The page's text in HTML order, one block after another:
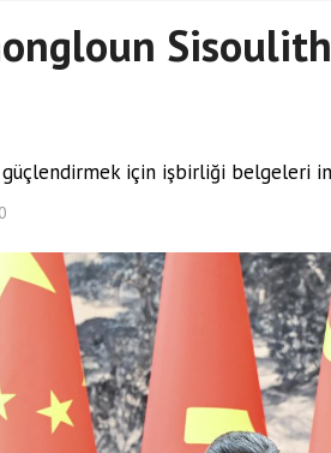
için işbirliği belgeleri
0